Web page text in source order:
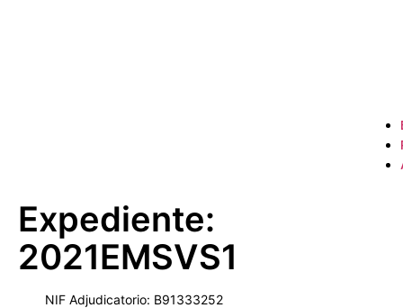
Expediente:
2021EMSVS1
NIF Adjudicatorio: B91333252